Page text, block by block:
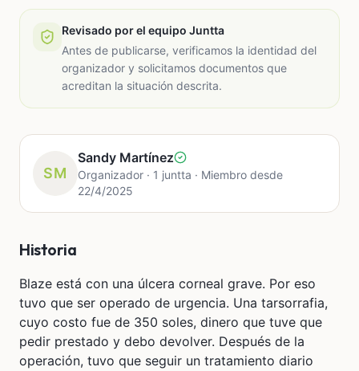
Revisado por el equipo Juntta
Antes de publicarse, verificamos la identidad del
organizador y solicitamos documentos que
acreditan la situación descrita.
SM
Sandy Martínez
Organizador · 1 juntta · Miembro desde
22/4/2025
Historia
Blaze está con una úlcera corneal grave. Por eso
tuvo que ser operado de urgencia. Una tarsorrafia,
cuyo costo fue de 350 soles, dinero que tuve que
pedir prestado y debo devolver. Después de la
operación, tuvo que seguir un tratamiento diario